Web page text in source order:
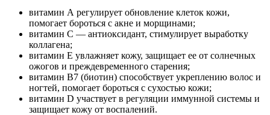
витамин А регулирует обновление клеток кожи,
помогает бороться с акне и морщинами;
витамин С — антиоксидант, стимулирует выработку
коллагена;
витамин Е увлажняет кожу, защищает ее от солнечных
ожогов и преждевременного старения;
витамин B7 (биотин) способствует укреплению волос и
ногтей, помогает бороться с сухостью кожи;
витамин D участвует в регуляции иммунной системы и
защищает кожу от воспалений.